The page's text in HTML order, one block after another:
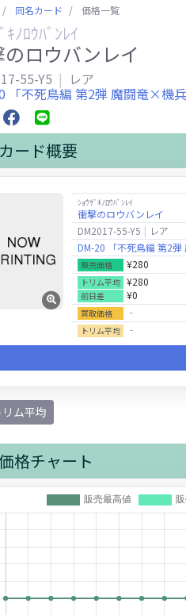
同名カード 価格一覧
ｷﾉﾛｳﾊﾞﾝﾚｲ
ロウバンレイ
55-Y5 レア
「不死鳥編 第2弾 魔闘竜×機
カード概要
ｼｮｳｹﾞｷﾉﾛｳﾊﾞﾝﾚｲ
衝撃のロウバンレイ
DM2017-55-Y5
レア
DM-20 「不死鳥編 第2
販売価格 ¥280
トリム平均 ¥280
前日差 ¥0
買取価格 ‐
トリム平均 ‐
リム平均
格チャート